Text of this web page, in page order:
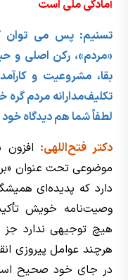
آمادگی ملی است
تسنیم: پس می توان
«مردم»، رکن اصلی و
بقا، مشروعیت و
تکلیف‌مدارانه مردم
لطفاً شما هم دیدگاه خود
دکتر فتح‌اللهی:
موضوعی تحت عنوان
دارد که پدیده‌ای
وصیت‌نامه خویش
هیچ توجیهی ندارد
هرچند عوامل پیروزی
در جای خود صحیح